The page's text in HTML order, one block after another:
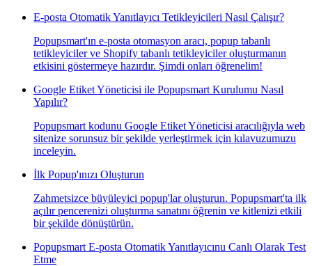
E-posta Otomatik Yanıtlayıcı Tetikleyicileri Nasıl Çalışır?
Popupsmart'ın e-posta otomasyon aracı, popup tabanlı
tetikleyiciler ve Shopify tabanlı tetikleyiciler oluşturmanın
etkisini göstermeye hazırdır. Şimdi onları öğrenelim!
Google Etiket Yöneticisi ile Popupsmart Kurulumu Nasıl
Yapılır?
Popupsmart kodunu Google Etiket Yöneticisi aracılığıyla web
sitenize sorunsuz bir şekilde yerleştirmek için kılavuzumuzu
inceleyin.
İlk Popup'ınızı Oluşturun
Zahmetsizce büyüleyici popup'lar oluşturun. Popupsmart'ta ilk
açılır pencerenizi oluşturma sanatını öğrenin ve kitlenizi etkili
bir şekilde dönüştürün.
Popupsmart E-posta Otomatik Yanıtlayıcınu Canlı Olarak Test
Etme